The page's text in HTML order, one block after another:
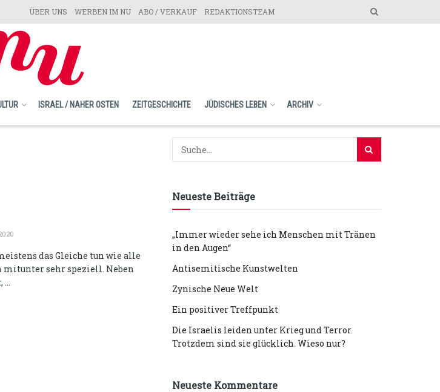
ÜBER UNS WERBEN IM NU ABO / VERKAUF REDAKTIONSTEAM
ISRAEL / NAHER OSTEN ZEITGESCHICHTE JÜDISCHES LEBEN ARCHIV
das Gleiche tun wie alle
sehr speziell. Neben
Neueste Beiträge
„Immer wieder sehe ich Menschen mit Tränen
in den Augen“
Antisemitische Kunstwelten
Zynische Neue Welt
Ein positiver Treffpunkt
Die Israelis leiden unter Krieg und Terror.
Trotzdem sind sie glücklich. Wieso nur?
Neueste Kommentare